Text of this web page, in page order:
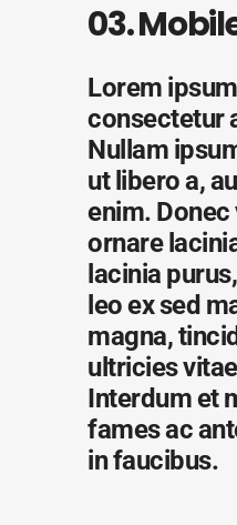
03.
Lorem
consectetur
Nullam
ut libero a,
enim. Donec
ornare
lacinia
leo ex sed
magna,
ultricies
Interdum et
fames ac
in faucibus.